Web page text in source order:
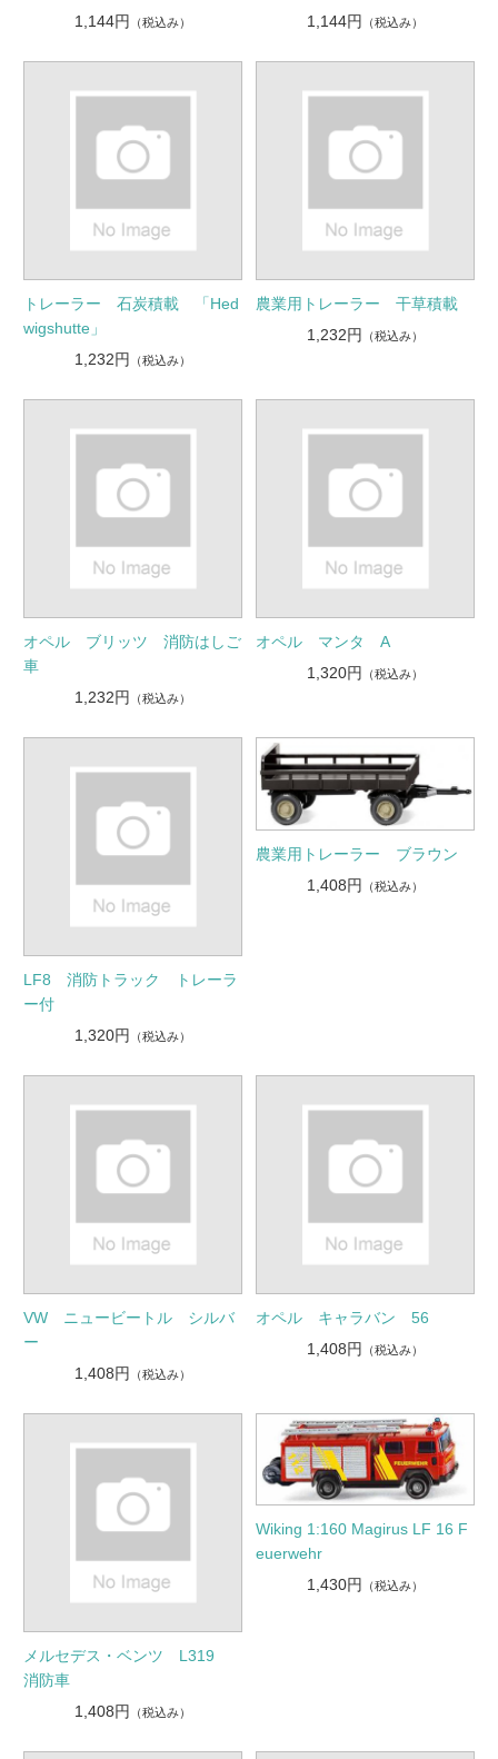
1,144円 （税込み）
1,144円
（税込み）
トレーラー 石炭積載 「Hed
wigshutte」
1,232円
（税込み）
農業用トレーラー 干草積載
1,232円
（税込み）
オペル ブリッツ 消防はしご
車
1,232円
（税込み）
オペル マンタ A
1,320円
（税込み）
LF8 消防トラック トレーラ
ー付
1,320円
（税込み）
農業用トレーラー ブラウン
1,408円
（税込み）
VW ニュービートル シルバ
ー
1,408円
（税込み）
オペル キャラバン 56
1,408円
（税込み）
メルセデス・ベンツ L319
消防車
1,408円
（税込み）
Wiking 1:160 Magirus LF 16 F
euerwehr
1,430円
（税込み）